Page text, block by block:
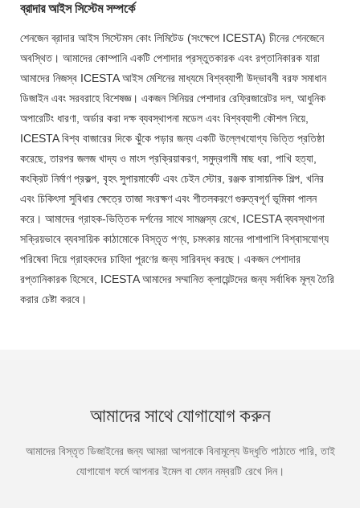
ব্রাদার আইস সিস্টেম সম্পর্কে
শেনজেন ব্রাদার আইস সিস্টেমস কোং লিমিটেড (সংক্ষেপে ICESTA) চীনের শেনজেনে
অবস্থিত। আমাদের কোম্পানি একটি পেশাদার প্রস্তুতকারক এবং রপ্তানিকারক যারা
আমাদের নিজস্ব ICESTA আইস মেশিনের মাধ্যমে বিশ্বব্যাপী উদ্ভাবনী বরফ সমাধান
ডিজাইন এবং সরবরাহে বিশেষজ্ঞ। একজন সিনিয়র পেশাদার রেফ্রিজারেটর দল, আধুনিক
অপারেটিং ধারণা, অর্ডার করা দক্ষ ব্যবস্থাপনা মডেল এবং বিশ্বব্যাপী কৌশল নিয়ে,
ICESTA বিশ্ব বাজারের দিকে ঝুঁকে পড়ার জন্য একটি উল্লেখযোগ্য ভিত্তি প্রতিষ্ঠা
করেছে, তারপর জলজ খাদ্য ও মাংস প্রক্রিয়াকরণ, সমুদ্রগামী মাছ ধরা, পাখি হত্যা,
কংক্রিট নির্মাণ প্রকল্প, বৃহৎ সুপারমার্কেট এবং চেইন স্টোর, রঞ্জক রাসায়নিক শিল্প, খনির
এবং চিকিৎসা সুবিধার ক্ষেত্রে তাজা সংরক্ষণ এবং শীতলকরণে গুরুত্বপূর্ণ ভূমিকা পালন
করে। আমাদের গ্রাহক-ভিত্তিক দর্শনের সাথে সামঞ্জস্য রেখে, ICESTA ব্যবস্থাপনা
সক্রিয়ভাবে ব্যবসায়িক কাঠামোকে বিস্তৃত পণ্য, চমৎকার মানের পাশাপাশি বিশ্বাসযোগ্য
পরিষেবা দিয়ে গ্রাহকদের চাহিদা পূরণের জন্য সারিবদ্ধ করছে। একজন পেশাদার
রপ্তানিকারক হিসেবে, ICESTA আমাদের সম্মানিত ক্লায়েন্টদের জন্য সর্বাধিক মূল্য তৈরি
করার চেষ্টা করবে।
আমাদের সাথে যোগাযোগ করুন
আমাদের বিস্তৃত ডিজাইনের জন্য আমরা আপনাকে বিনামূল্যে উদ্ধৃতি পাঠাতে পারি, তাই
যোগাযোগ ফর্মে আপনার ইমেল বা ফোন নম্বরটি রেখে দিন।